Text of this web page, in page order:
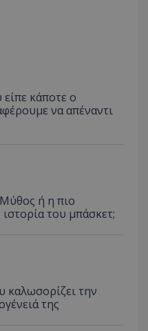
κάποτε ο
να απέναντι
ή η πιο
του μπάσκετ;
την
της